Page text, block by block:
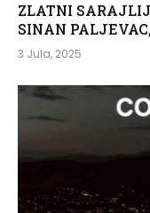
ZLATNI
SINAN
3 Jula, 2025